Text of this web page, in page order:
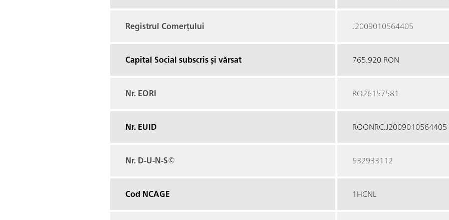
Registrul Comerțului J2009010564405
Capital Social subscris și vărsat 765.920 RON
Nr. EORI RO26157581
Nr. EUID ROONRC.J2009010564405
Nr. D-U-N-S© 532933112
Cod NCAGE 1HCNL